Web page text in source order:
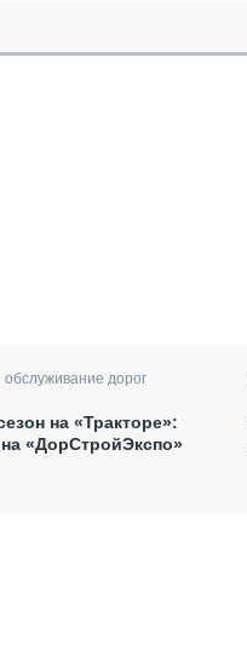
дорог
на «Тракторе»:
«ДорСтройЭкспо»